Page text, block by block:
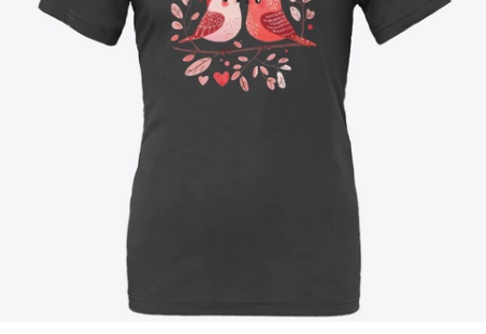
Verkoop overal
Women's Maple Tee
US$ 29,99
Unisex Classic Crewneck Sweatshirt
US$ 29,99
Women's Classic Tee
US$ 23,99
Women's Comfort Tee
US$ 21,99